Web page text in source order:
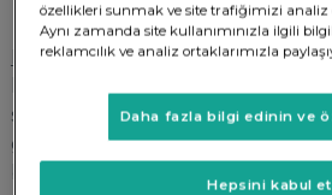
Boyler, sıcak suyu depolama
sayesinde depolanarak,
gereksinimlerini karşılar.Boyler
özellikleri sunmak ve site trafiğimizi analiz
Aynı zamanda site kullanımınızla ilgili
reklamcılık ve analiz ortaklarımızla
Daha fazla bilgi edinin ve
Hepsini kabul et